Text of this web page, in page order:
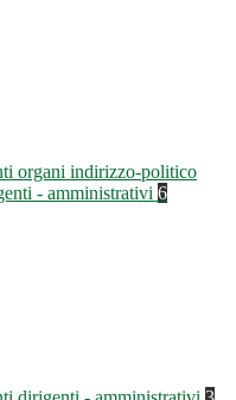
organi indirizzo-politico
- amministrativi 6